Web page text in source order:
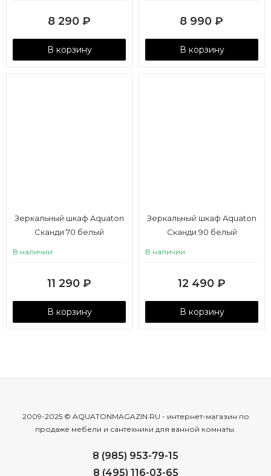
8 290 ₽
В корзину
8 990 ₽
В корзину
Зеркальный шкаф Aquaton
Сканди 70 белый
В наличии
11 290 ₽
В корзину
Зеркальный шкаф Aquaton
Сканди 90 белый
В наличии
12 490 ₽
В корзину
2009-2025 © AQUATONMAGAZIN.RU - интернет-магазин по
продаже мебели и сантехники для ванной комнаты.
8 (985) 953-79-15
8 (495) 116-03-65